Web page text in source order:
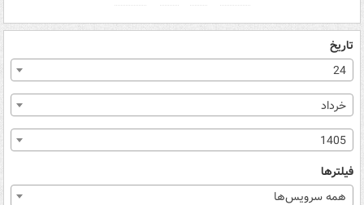
تاریخ
24
خرداد
1405
فیلترها
همه سرویس‌ها